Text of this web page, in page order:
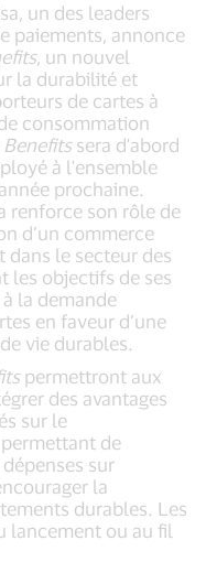
un des leaders
paiements, annonce
, un nouvel
la durabilité et
de cartes à
consommation
Benefits sera d'abord
à l'ensemble
prochaine.
renforce son rôle de
d’un commerce
le secteur des
les objectifs de ses
la demande
en faveur d’une
vie durables.
permettront aux
des avantages
sur le
de
sur
la
durables. Les
lancement ou au fil